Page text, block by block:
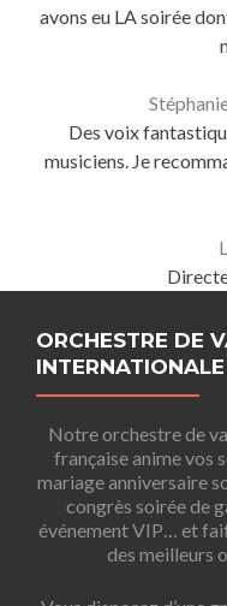
avons eu LA soirée
Des voix
musiciens. Je
ORCHESTRE DE
INTERNATIONALE
Notre orchestre de
française anime vos
mariage anniversaire
congrès soirée de
événement VIP… et
des meilleurs